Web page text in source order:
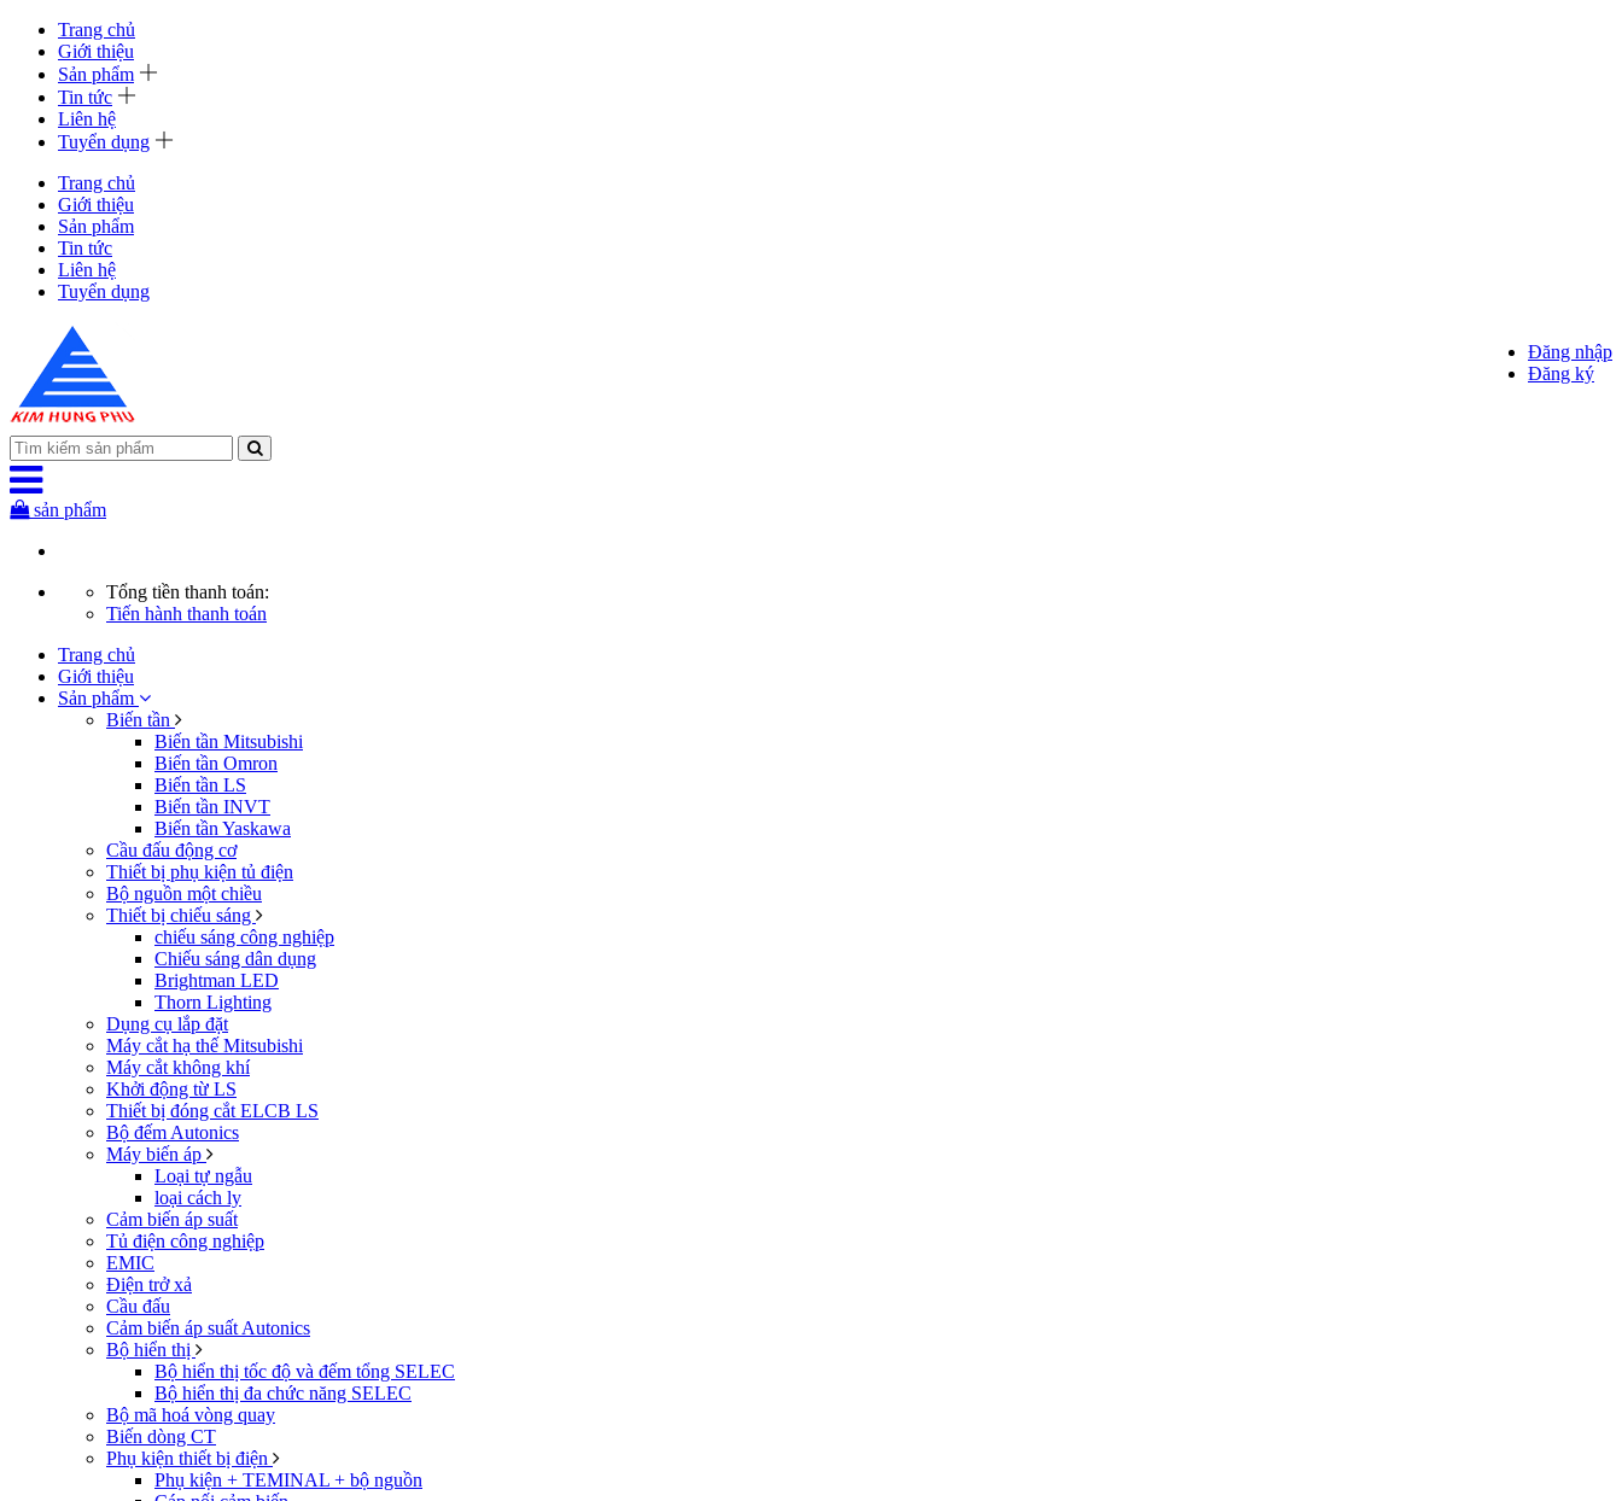
Trang chủ
Giới thiệu
Sản phẩm
Tin tức
Liên hệ
Tuyển dụng
Trang chủ
Giới thiệu
Sản phẩm
Tin tức
Liên hệ
Tuyển dụng
Đăng nhập
Đăng ký
sản phẩm
Tổng tiền thanh toán:
Tiến hành thanh toán
Trang chủ
Giới thiệu
Sản phẩm
Biến tần
Biến tần Mitsubishi
Biến tần Omron
Biến tần LS
Biến tần INVT
Biến tần Yaskawa
Cầu đấu động cơ
Thiết bị phụ kiện tủ điện
Bộ nguồn một chiều
Thiết bị chiếu sáng
chiếu sáng công nghiệp
Chiếu sáng dân dụng
Brightman LED
Thorn Lighting
Dụng cụ lắp đặt
Máy cắt hạ thế Mitsubishi
Máy cắt không khí
Khởi động từ LS
Thiết bị đóng cắt ELCB LS
Bộ đếm Autonics
Máy biến áp
Loại tự ngẫu
loại cách ly
Cảm biến áp suất
Tủ điện công nghiệp
EMIC
Điện trở xả
Cầu đấu
Cảm biến áp suất Autonics
Bộ hiển thị
Bộ hiển thị tốc độ và đếm tổng SELEC
Bộ hiển thị đa chức năng SELEC
Bộ mã hoá vòng quay
Biến dòng CT
Phụ kiện thiết bị điện
Phụ kiện + TEMINAL + bộ nguồn